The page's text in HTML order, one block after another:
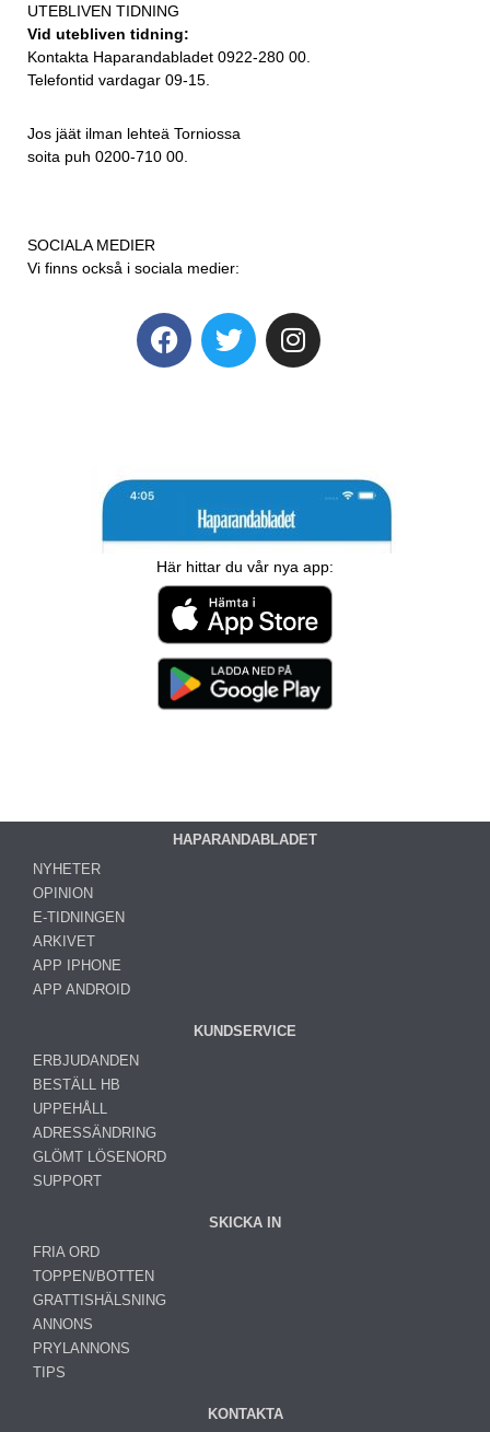
UTEBLIVEN TIDNING
Vid utebliven tidning:
Kontakta Haparandabladet 0922-280 00.
Telefontid vardagar 09-15.
Jos jäät ilman lehteä Torniossa
soita puh 0200-710 00.
SOCIALA MEDIER
Vi finns också i sociala medier:
Här hittar du vår nya app:
HAPARANDABLADET
NYHETER
OPINION
E-TIDNINGEN
ARKIVET
APP IPHONE
APP ANDROID
KUNDSERVICE
ERBJUDANDEN
BESTÄLL HB
UPPEHÅLL
ADRESSÄNDRING
GLÖMT LÖSENORD
SUPPORT
SKICKA IN
FRIA ORD
TOPPEN/BOTTEN
GRATTISHÄLSNING
ANNONS
PRYLANNONS
TIPS
KONTAKTA